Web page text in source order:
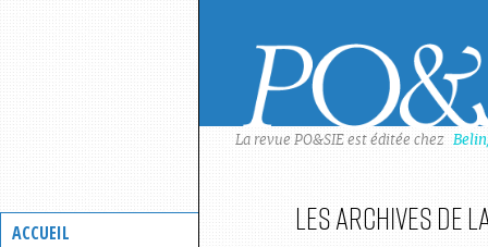
ACCUEIL
La revue PO&SIE est éditée chez
Les archives de